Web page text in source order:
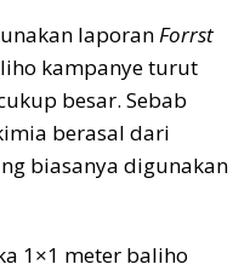
laporanForrst
kampanye turut
besar. Sebab
berasal dari
biasanya digunakan
1×1 meter baliho